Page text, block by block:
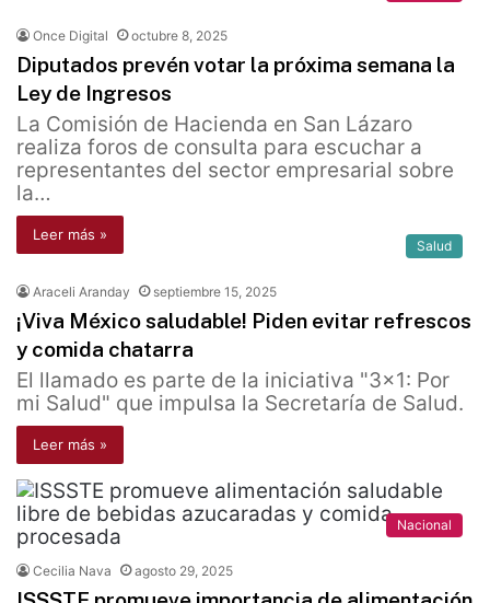
Once Digital octubre 8, 2025
Diputados prevén votar la próxima semana la
Ley de Ingresos
La Comisión de Hacienda en San Lázaro
realiza foros de consulta para escuchar a
representantes del sector empresarial sobre
la…
Leer más »
Salud
Araceli Aranday septiembre 15, 2025
¡Viva México saludable! Piden evitar refrescos
y comida chatarra
El llamado es parte de la iniciativa "3x1: Por
mi Salud" que impulsa la Secretaría de Salud.
Leer más »
Nacional
Cecilia Nava agosto 29, 2025